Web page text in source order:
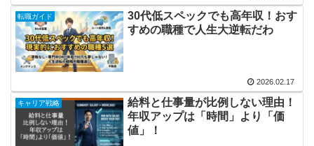
転職ガイド
30代低スペックでも高年収！おす
すめの職種で人生大逆転だわ
2026.02.17
キャリア戦略
給料と仕事量が比例しない理由！
年収アップは「時間」より「価
値」！